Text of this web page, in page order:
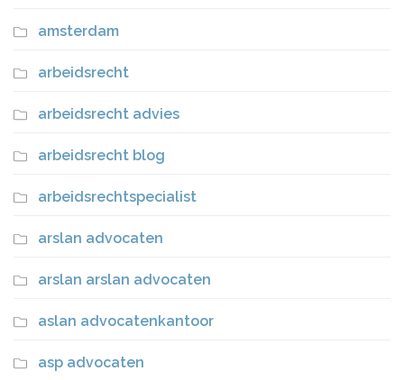
amsterdam
arbeidsrecht
arbeidsrecht advies
arbeidsrecht blog
arbeidsrechtspecialist
arslan advocaten
arslan arslan advocaten
aslan advocatenkantoor
asp advocaten